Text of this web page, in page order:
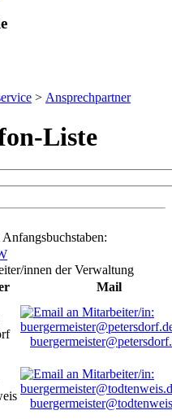
> Ansprechpartner
Liste
innen der Verwaltung
Mail